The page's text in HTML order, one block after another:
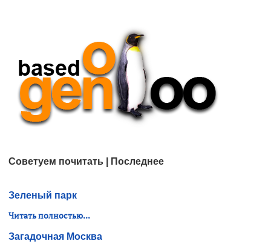
Советуем почитать | Последнее
Зеленый парк
Читать полностью...
Загадочная Москва